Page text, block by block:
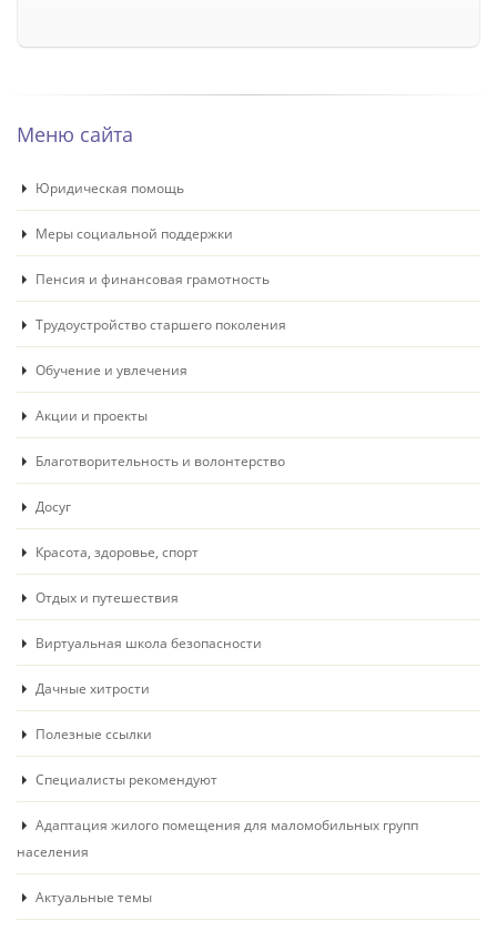
Меню сайта
Юридическая помощь
Меры социальной поддержки
Пенсия и финансовая грамотность
Трудоустройство старшего поколения
Обучение и увлечения
Акции и проекты
Благотворительность и волонтерство
Досуг
Красота, здоровье, спорт
Отдых и путешествия
Виртуальная школа безопасности
Дачные хитрости
Полезные ссылки
Специалисты рекомендуют
Адаптация жилого помещения для маломобильных групп
населения
Актуальные темы